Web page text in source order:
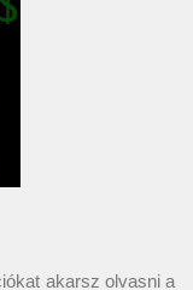
akarsz olvasni a